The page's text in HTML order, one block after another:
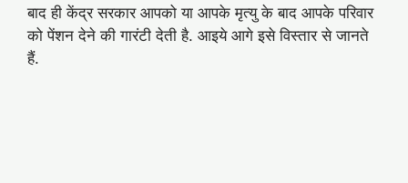
बाद ही केंद्र सरकार आपको या आपके मृत्यु के बाद आपके परिवार
को पेंशन देने की गारंटी देती है. आइये आगे इसे विस्तार से जानते
हैं.